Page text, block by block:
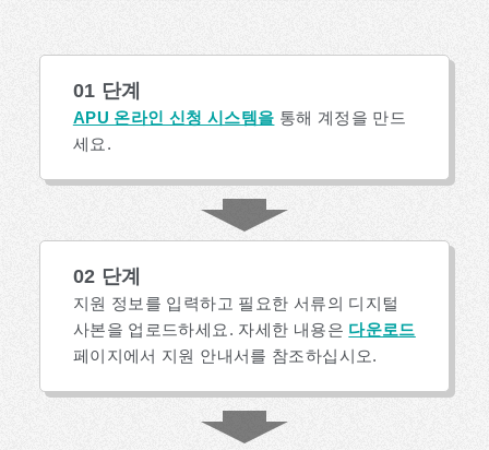
01 단계
APU 온라인 신청 시스템을 통해 계정을 만드
세요.
02 단계
지원 정보를 입력하고 필요한 서류의 디지털
사본을 업로드하세요. 자세한 내용은 다운로드
페이지에서 지원 안내서를 참조하십시오.